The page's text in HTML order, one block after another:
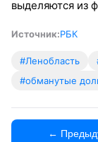
выделяются из
Источник:РБК
#Ленобласть
#обманутые
←